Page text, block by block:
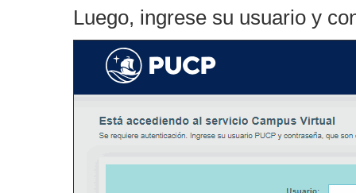
Luego, ingrese su usuario y